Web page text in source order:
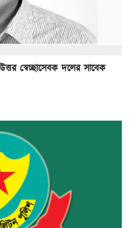
স্বেচ্ছাসেবক দলের সাবেক